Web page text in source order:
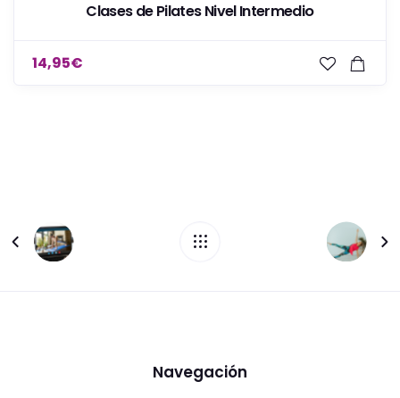
Clases de Pilates Nivel Intermedio
14,95€
Navegación